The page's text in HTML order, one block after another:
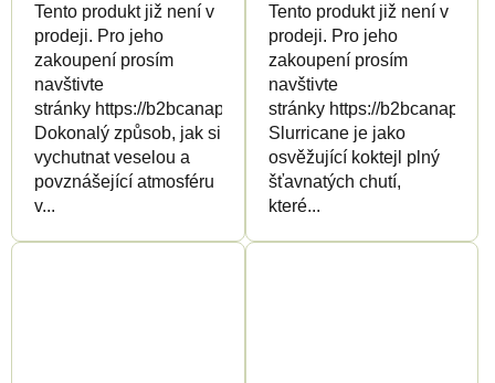
Tento produkt již není v
prodeji. Pro jeho
zakoupení prosím
navštivte
stránky https://b2bcanapuff.com/
Dokonalý způsob, jak si
vychutnat veselou a
povznášející atmosféru
v...
Tento produkt již není v
prodeji. Pro jeho
zakoupení prosím
navštivte
stránky https://
Slurricane je jako
osvěžující koktejl plný
šťavnatých chutí,
které...